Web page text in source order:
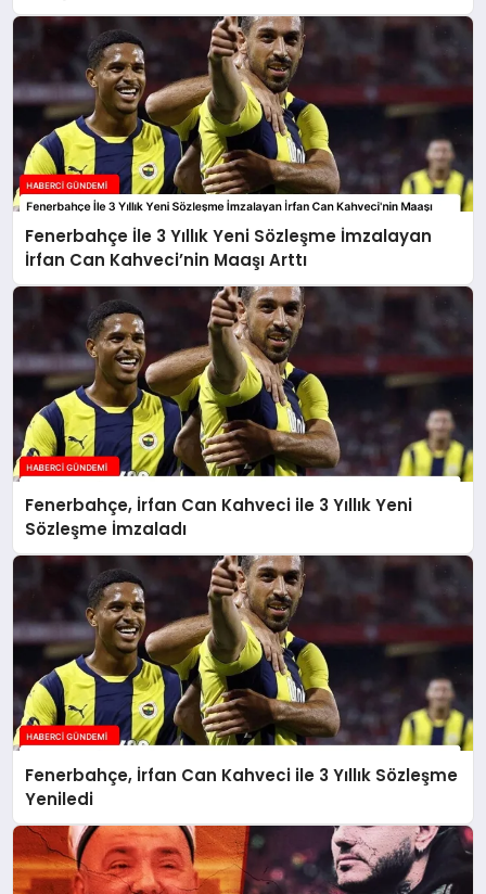
Fenerbahçe İle 3 Yıllık Yeni Sözleşme İmzalayan
İrfan Can Kahveci’nin Maaşı Arttı
Fenerbahçe, İrfan Can Kahveci ile 3 Yıllık Yeni
Sözleşme İmzaladı
Fenerbahçe, İrfan Can Kahveci ile 3 Yıllık Sözleşme
Yeniledi